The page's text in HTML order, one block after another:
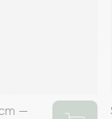
—